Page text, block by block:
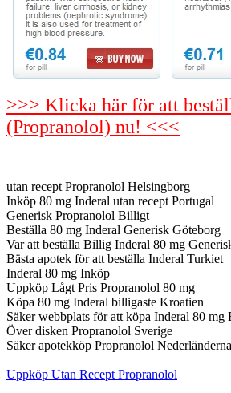
>>> Klicka här för att
(Propranolol) nu! <<<
utan recept Propranolol Helsingborg
Inköp 80 mg Inderal utan recept Portugal
Generisk Propranolol Billigt
Beställa 80 mg Inderal Generisk Göteborg
Var att beställa Billig Inderal 80 mg
Bästa apotek för att beställa Inderal Turkiet
Inderal 80 mg Inköp
Uppköp Lågt Pris Propranolol 80 mg
Köpa 80 mg Inderal billigaste Kroatien
Säker webbplats för att köpa Inderal 80 mg
Över disken Propranolol Sverige
Säker apotekköp Propranolol Nederländerna
Uppköp Utan Recept Propranolol